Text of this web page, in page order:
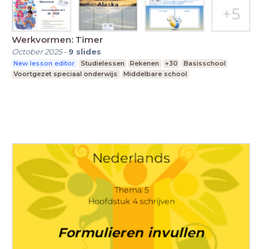
Werkvormen: Timer
October 2025- 9 slides
New lesson editor Studielessen Rekenen +30
Basisschool
Voortgezet speciaal onderwijs
Middelbare school